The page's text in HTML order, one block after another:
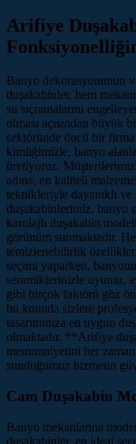
Arifiye
Banyo dekorasyonunun
duşakabinler, hem
su sıçramalarını
olması açısından büyük
sektöründe öncü bir
kimliğimizle, banyo
üretiyoruz.
adına, en kaliteli
teknikleriyle dayanıklı
duşakabinlerimiz, banyo
karolajlı duşakabin
görünüm sunmaktadır.
temizlenebilirlik
seçimi yaparken,
seramiklerinizle uyumu,
gibi birçok faktörü göz
bu konuda sizlere
tasarımınıza en uygun
olmaktadır. **Arifiye
memnuniyetini her
sunduğumuz hizmetin
Cam Duşakabin
Banyo mekanlarına
duşakabinler, en ideal